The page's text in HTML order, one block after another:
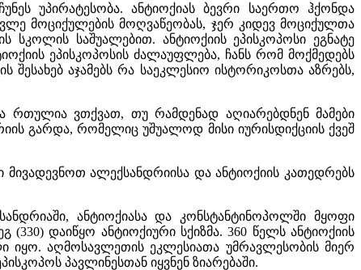
უპირატესობა. ანტიოქიას ბევრი საერთო ჰქონდა
მოციქულების მოღვაწეობას, ჯერ კიდევ მოციქულთა
საშუალებით. ანტიოქიის ეპისკოპოსი ეგნატე
ეპისკოპოსის ძალაუფლება, ჩანს რომ მოქმედებს
შესახებ აჯამებს რა საეკლესიო ისტორიკოსთა აზრებს,
რთულია ვთქვათ, თუ რამდენად აღიარებდნენ მამები
გარდა, რომელიც უშუალოდ მისი იურისდიქციის ქვეშ
მივადევნოთ ალექსანდრიისა და ანტიოქიის კათედრებს
ანტიოქიასა და კონსტანტინოპოლში მყოფი
დაიწყო ანტიოქიური სქიზმა. 360 წელს ანტიოქიის
იყო. აღმოსავლეთის ეკლესიათა უმრავლესობის მიერ
პავლინესთან იყვნენ ზიარებაში.